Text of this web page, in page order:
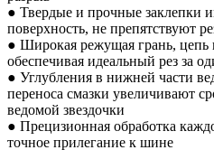
● Твердые и прочные заклепки
поверхность, не препятствуют
● Широкая режущая грань, цепь
обеспечивая идеальный рез за
● Углубления в нижней части
переноса смазки увеличивают
ведомой звездочки
● Прецизионная обработка
точное прилегание к шине